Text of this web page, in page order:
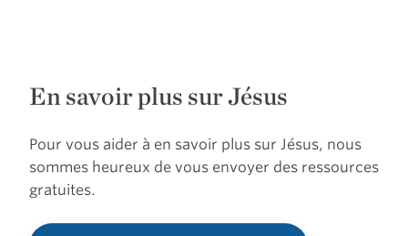
En savoir plus sur Jésus
Pour vous aider à en savoir plus sur Jésus, nous
sommes heureux de vous envoyer des ressources
gratuites.